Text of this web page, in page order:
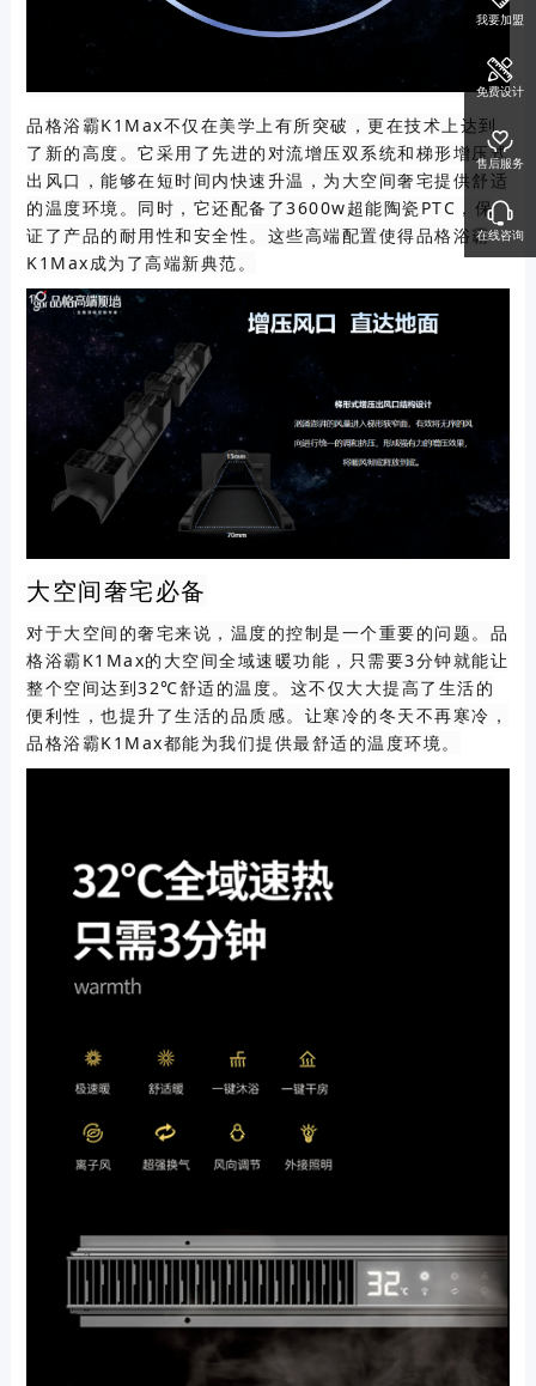
我要加盟
免费设计
售后服务
在线咨询
品格浴霸K1Max不仅在美学上有所突破，更在技术上达到
了新的高度。它采用了先进的对流增压双系统和梯形增压式
出风口，能够在短时间内快速升温，为大空间奢宅提供舒适
的温度环境。同时，它还配备了3600w超能陶瓷PTC，保
证了产品的耐用性和安全性。这些高端配置使得品格浴霸
K1Max成为了高端新典范。
大空间奢宅必备
对于大空间的奢宅来说，温度的控制是一个重要的问题。品
格浴霸K1Max的大空间全域速暖功能，只需要3分钟就能让
整个空间达到32℃舒适的温度。这不仅大大提高了生活的
便利性，也提升了生活的品质感。让寒冷的冬天不再寒冷，
品格浴霸K1Max都能为我们提供最舒适的温度环境。